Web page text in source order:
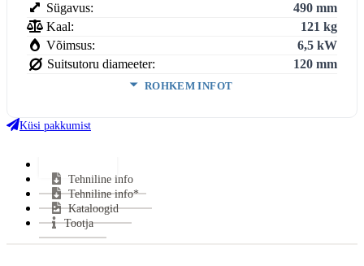
Sügavus:
490 mm
Kaal:
121 kg
Võimsus:
6,5 kW
Suitsutoru diameeter:
120 mm
ROHKEM INFOT
Kasutegur:
Keskmine suitsugaaside temperatuur:
Suitsutoru ühendus:
Klaasi kuju:
Uks avaneb:
Kütus:
Küsi pakkumist
Tehniline info
Tehniline info*
Kataloogid
Tootja